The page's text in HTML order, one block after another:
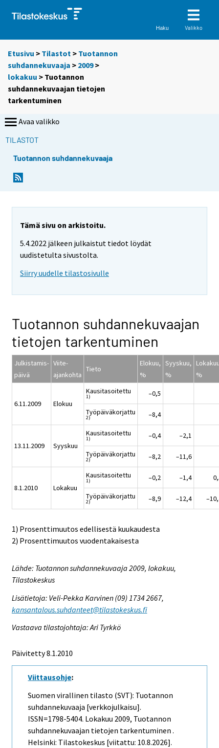
Haku Valikko
Etusivu > Tilastot > Tuotannon
suhdannekuvaaja > 2009>
lokakuu > Tuotannon
suhdannekuvaajan tietojen
tarkentuminen
Avaa valikko
TILASTOT
Tuotannon suhdannekuvaaja
Tämä sivu on arkistoitu.
5.4.2022 jälkeen julkaistut tiedot löydät
uudistetulta sivustolta.
Siirry uudelle tilastosivulle
Tuotannon suhdannekuvaajan
tietojen tarkentuminen
Julkistamis-
päivä
Viite-
ajankohta
Tieto
Elokuu,
%
Syyskuu,
%
%
6.11.2009 Elokuu
Kausitasoitettu
1) –0,5
Työpäiväkorjattu
2) –8,4
13.11.2009 Syyskuu
Kausitasoitettu
1) –0,4 –2,1
Työpäiväkorjattu
2) –8,2 –11,6
8.1.2010 Lokakuu
Kausitasoitettu
1) –0,2 –1,4
Työpäiväkorjattu
2) –8,9 –12,4
1) Prosenttimuutos edellisestä kuukaudesta
2) Prosenttimuutos vuodentakaisesta
Lähde: Tuotannon suhdannekuvaaja 2009, lokakuu,
Tilastokeskus
Lisätietoja: Veli-Pekka Karvinen (09) 1734 2667,
kansantalous.suhdanteet@tilastokeskus.fi
Vastaava tilastojohtaja: Ari Tyrkkö
Päivitetty 8.1.2010
Viittausohje:
Suomen virallinen tilasto (SVT): Tuotannon
suhdannekuvaaja [verkkojulkaisu].
ISSN=1798-5404. Lokakuu 2009, Tuotannon
suhdannekuvaajan tietojen tarkentuminen .
Helsinki: Tilastokeskus [viitattu: 10.8.2026].